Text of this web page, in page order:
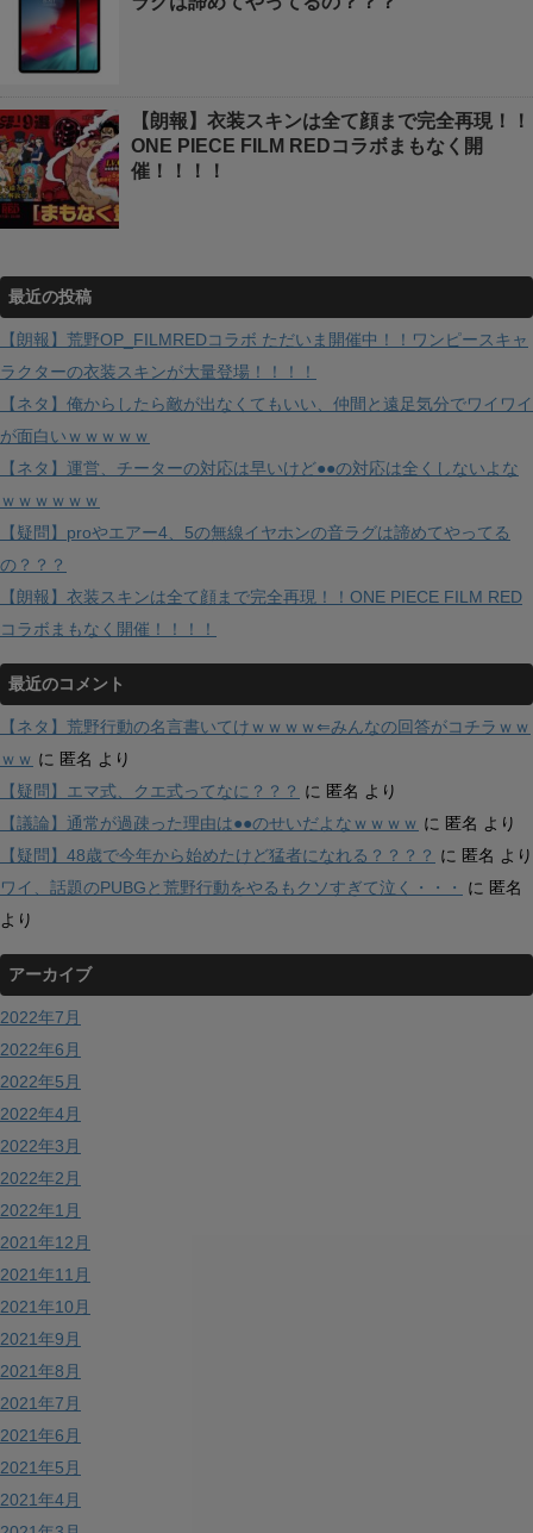
【朗報】衣装スキンは全て顔まで完全再現！！
ONE PIECE FILM REDコラボまもなく開
催！！！！
最近の投稿
【朗報】荒野OP_FILMREDコラボ ただいま開催中！！ワンピースキャ
ラクターの衣装スキンが大量登場！！！！
【ネタ】俺からしたら敵が出なくてもいい、仲間と遠足気分でワイワイ
が面白いｗｗｗｗｗ
【ネタ】運営、チーターの対応は早いけど●●の対応は全くしないよな
ｗｗｗｗｗｗ
【疑問】proやエアー4、5の無線イヤホンの音ラグは諦めてやってる
の？？？
【朗報】衣装スキンは全て顔まで完全再現！！ONE PIECE FILM RED
コラボまもなく開催！！！！
最近のコメント
【ネタ】荒野行動の名言書いてけｗｗｗｗ⇐みんなの回答がコチラｗｗ
ｗｗ に 匿名 より
【疑問】エマ式、クエ式ってなに？？？ に 匿名 より
【議論】通常が過疎った理由は●●のせいだよなｗｗｗｗ に 匿名 より
【疑問】48歳で今年から始めたけど猛者になれる？？？？ に 匿名 より
ワイ、話題のPUBGと荒野行動をやるもクソすぎて泣く・・・
に 匿名
より
アーカイブ
2022年7月
2022年6月
2022年5月
2022年4月
2022年3月
2022年2月
2022年1月
2021年12月
2021年11月
2021年10月
2021年9月
2021年8月
2021年7月
2021年6月
2021年5月
2021年4月